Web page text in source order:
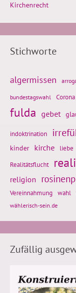
Kirchenrecht
Stichworte
algermissen
bundestagswahl Corona
fulda gebet
indoktrination
kinder kirche liebe
Realitätsflucht
religion
Vereinnahmung wahl
wählerisch-sein.de
Zufällig